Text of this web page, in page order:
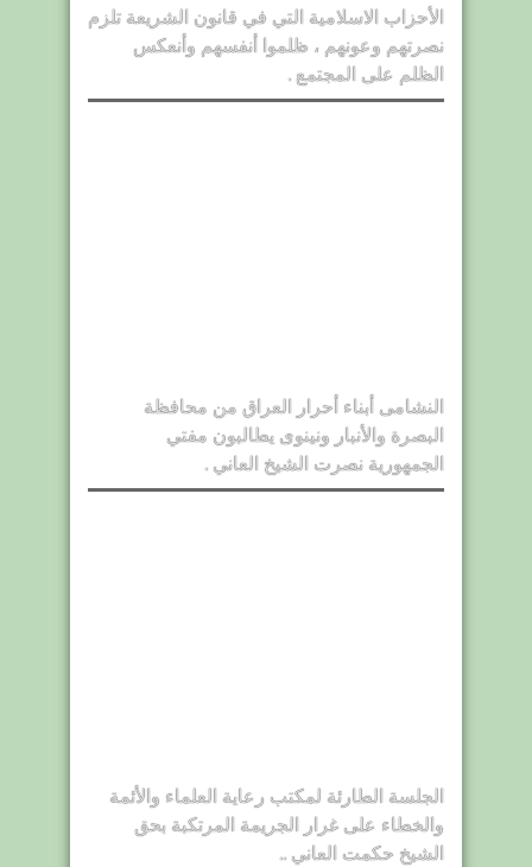
الأحزاب الاسلامية التي في قانون الشريعة تلزم
نصرتهم وعونهم ، ظلموا أنفسهم وأنعكس
الظلم على المجتمع .
النشامى أبناء أحرار العراق من محافظة
البصرة والأنبار ونينوى يطالبون مفتي
الجمهورية نصرت الشيخ العاني .
الجلسة الطارئة لمكتب رعاية العلماء والأئمة
والخطاء على غرار الجريمة المرتكبة بحق
الشيخ حكمت العاني ..